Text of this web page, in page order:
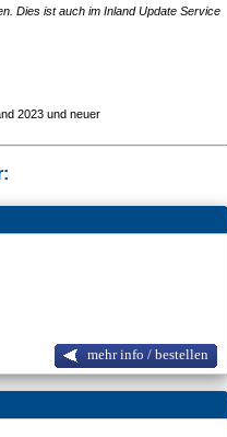
Dies ist auch im Inland Update Service
2023 und neuer
mehr info / bestellen